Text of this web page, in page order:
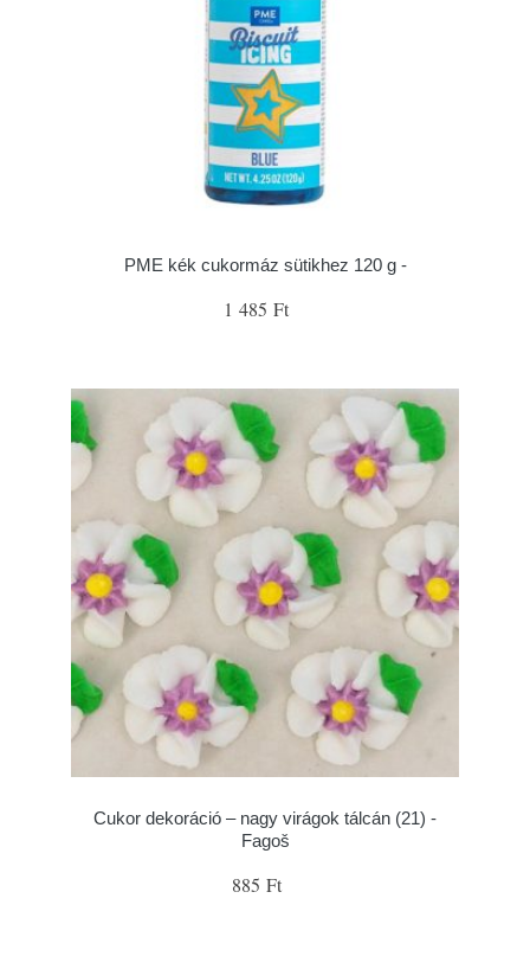
PME kék cukormáz sütikhez 120 g -
1 485 Ft
Cukor dekoráció – nagy virágok tálcán (21) -
Fagoš
885 Ft